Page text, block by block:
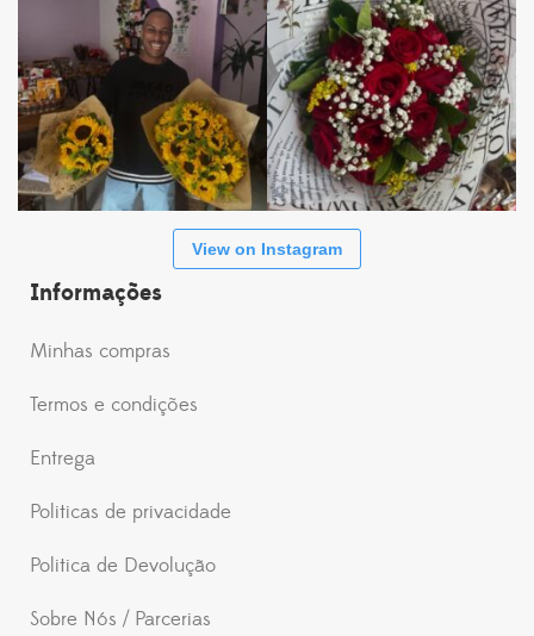
View on Instagram
Informações
Minhas compras
Termos e condições
Entrega
Politicas de privacidade
Politica de Devolução
Sobre Nós / Parcerias